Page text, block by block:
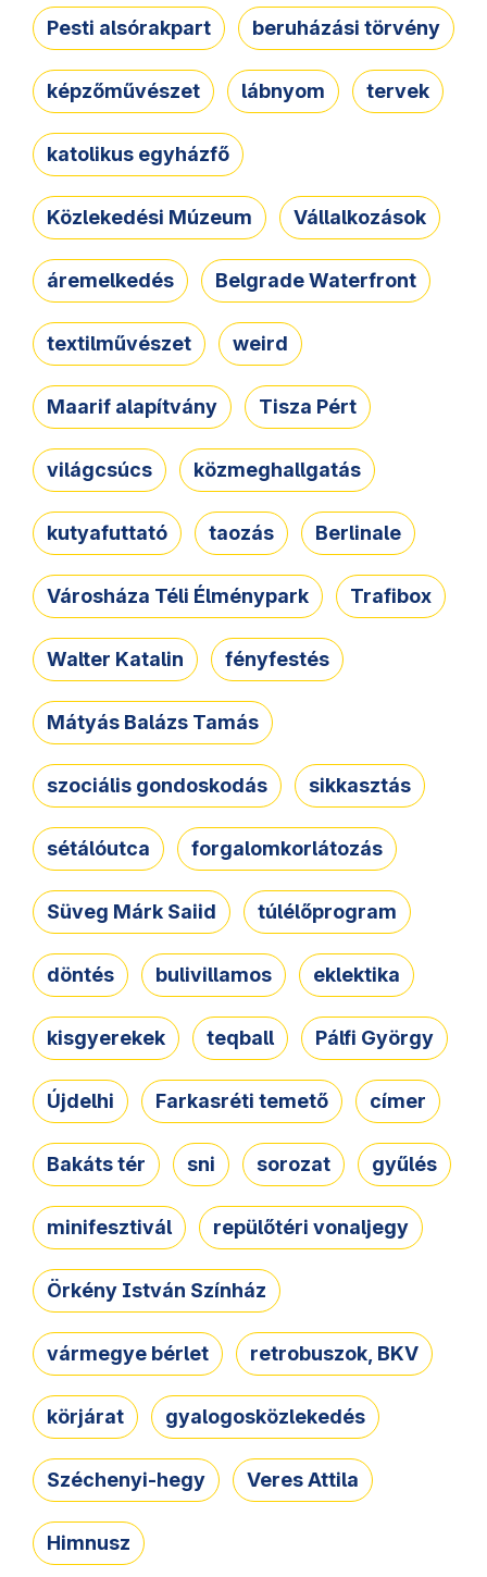
Pesti alsórakpart beruházási törvény
képzőművészet lábnyom tervek
katolikus egyházfő
Közlekedési Múzeum Vállalkozások
áremelkedés Belgrade Waterfront
textilművészet weird
Maarif alapítvány Tisza Pért
világcsúcs közmeghallgatás
kutyafuttató taozás Berlinale
Városháza Téli Élménypark Trafibox
Walter Katalin fényfestés
Mátyás Balázs Tamás
szociális gondoskodás sikkasztás
sétálóutca forgalomkorlátozás
Süveg Márk Saiid túlélőprogram
döntés bulivillamos eklektika
kisgyerekek teqball Pálfi György
Újdelhi Farkasréti temető címer
Bakáts tér sni sorozat gyűlés
minifesztivál repülőtéri vonaljegy
Örkény István Színház
vármegye bérlet retrobuszok, BKV
körjárat gyalogosközlekedés
Széchenyi-hegy Veres Attila
Himnusz